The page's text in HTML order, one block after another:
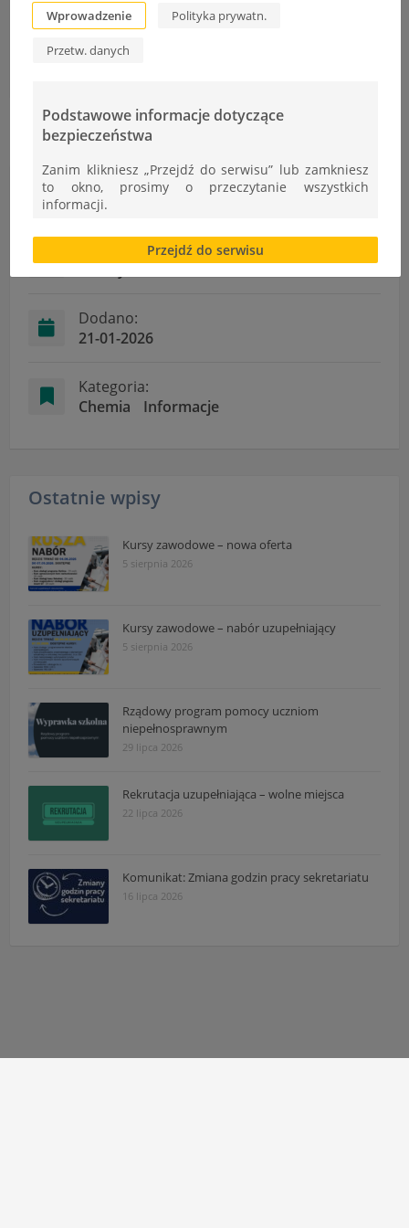
OLIMPIADA CHEMICZNA UNIWERSYTETU JAGIELLOŃSKIEGO
Informacje
A.Rozycka
Dodano:
21-01-2026
Kategoria:
Chemia
Informacje
Ostatnie wpisy
Kursy zawodowe – nowa oferta
5 sierpnia 2026
Kursy zawodowe – nabór uzupełniający
5 sierpnia 2026
Rządowy program pomocy uczniom
niepełnosprawnym
29 lipca 2026
Rekrutacja uzupełniająca – wolne miejsca
22 lipca 2026
Komunikat: Zmiana godzin pracy sekretariatu
16 lipca 2026
Wprowadzenie Polityka prywatn.
Przetw. danych
Podstawowe informacje dotyczące
bezpieczeństwa
Zanim klikniesz „Przejdź do serwisu” lub zamkniesz
to okno, prosimy o przeczytanie wszystkich
informacji.
Brak zgody bądź ograniczenie funkcjonalności plików
cookies lub local storage, może utrudnić lub
uniemożliwić korzystanie z Serwisu.
przetwarzania danych osobowych dostępne są cały
czas w sekcji
Przejdź do serwisu